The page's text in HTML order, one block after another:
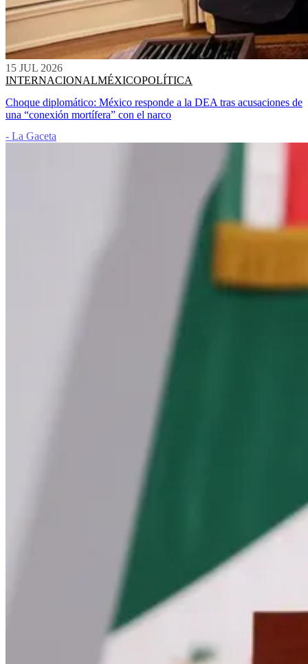
15 JUL 2026
INTERNACIONALMÉXICOPOLÍTICA
Choque diplomático: México responde a la DEA tras acusaciones de
una “conexión mortífera” con el narco
- La Gaceta